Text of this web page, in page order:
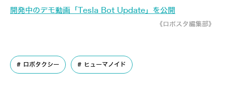
開発中のデモ動画「Tesla Bot Update」を公開
《ロボスタ編集部》
ロボタクシー ヒューマノイド